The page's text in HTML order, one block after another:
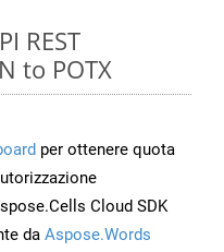
REST
to POTX
per ottenere quota
Cloud SDK
da Aspose.Words